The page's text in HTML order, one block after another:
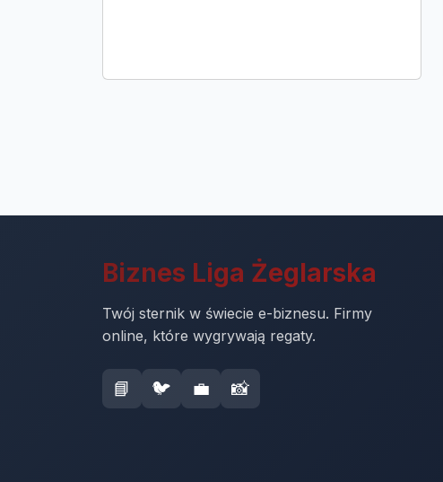
Biznes Liga Żeglarska
Twój sternik w świecie e-biznesu. Firmy
online, które wygrywają regaty.
📘 🐦 💼 📸